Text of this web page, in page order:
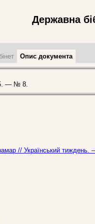
Державна
Опис документа
— № 8.
// Український